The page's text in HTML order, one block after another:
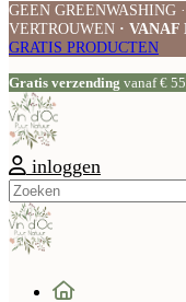
GEEN GREENWASHING
VERTROUWEN · VANAF
GRATIS PRODUCTEN
Gratis verzending vanaf € 55
inloggen